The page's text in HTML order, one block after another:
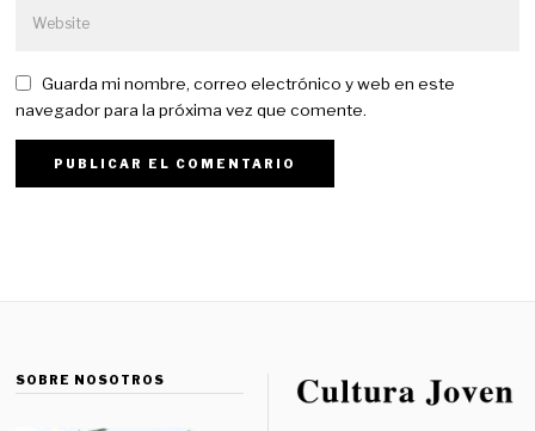
Guarda mi nombre, correo electrónico y web en este
navegador para la próxima vez que comente.
SOBRE NOSOTROS